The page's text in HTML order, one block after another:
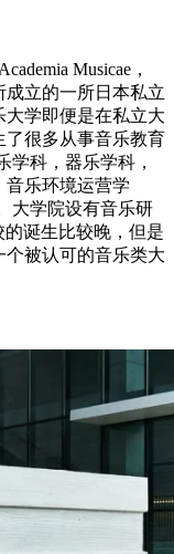
Musicae，
成立的一所日本私立
学即便是在私立大
了很多从事音乐教育
学科，器乐学科，
音乐环境运营学
大学院设有音乐研
的诞生比较晚，但是
个被认可的音乐类大